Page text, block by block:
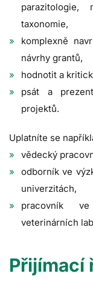
parazitologie,
taxonomie,
komplexně
návrhy grantů,
hodnotit a
psát a
projektů.
Uplatníte se
vědecký
odborník ve
univerzitách,
pracovník
veterinárních
Přijímací